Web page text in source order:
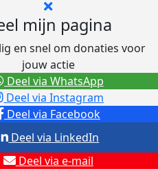
mijn pagina
en snel om donaties voor
jouw actie
Deel via Facebook
Deel via Instagram
Deel via e-mail
Deel via LinkedIn
Deel via WhatsApp